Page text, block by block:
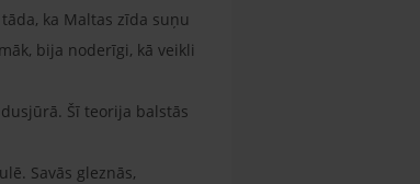
ka Maltas zīda suņu
bija noderīgi, kā veikli
Šī teorija balstās
Savās gleznās,